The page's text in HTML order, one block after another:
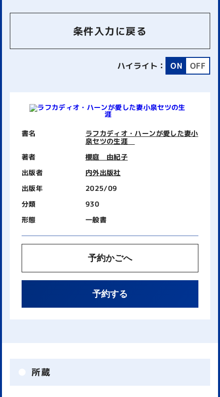
条件入力に戻る
ハイライト： ON OFF
書名
ラフカディオ・ハーンが愛した妻小
泉セツの生涯
著者
櫻庭 由紀子
出版者
内外出版社
出版年
2025/09
分類
930
形態
一般書
予約かごへ
予約する
所蔵